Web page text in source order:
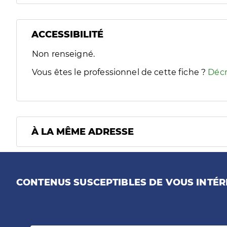
ACCESSIBILITÉ
Filtres
Sélectionnez un ou plusieurs handicaps/besoins
Non renseigné.
Vous êtes le professionnel de cette fiche ?
À LA MÊME ADRESSE
CONTENUS SUSCEPTIBLES DE VOUS